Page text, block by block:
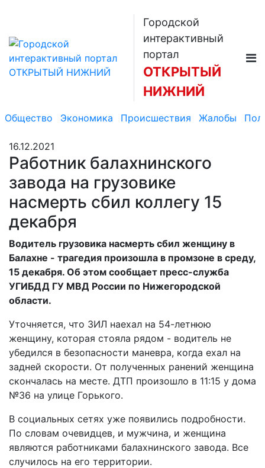
Городской
интерактивный
портал
ОТКРЫТЫЙ
НИЖНИЙ
Общество Экономика Происшествия Жалобы
16.12.2021
Работник балахнинского
завода на грузовике
насмерть сбил коллегу 15
декабря
Водитель грузовика насмерть сбил женщину в
Балахне - трагедия произошла в промзоне в среду,
15 декабря. Об этом сообщает пресс-служба
УГИБДД ГУ МВД России по Нижегородской
области.
Уточняется, что ЗИЛ наехал на 54-летнюю
женщину, которая стояла рядом - водитель не
убедился в безопасности маневра, когда ехал на
задней скорости. От полученных ранений женщина
скончалась на месте. ДТП произошло в 11:15 у дома
№36 на улице Горького.
В социальных сетях уже появились подробности.
По словам очевидцев, и мужчина, и женщина
являются работниками балахнинского завода. Все
случилось на его территории.